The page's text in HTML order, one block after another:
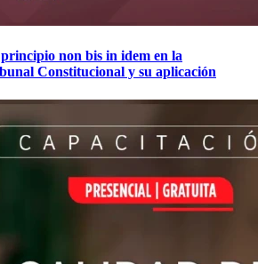
non bis in idem en la
Constitucional y su aplicación